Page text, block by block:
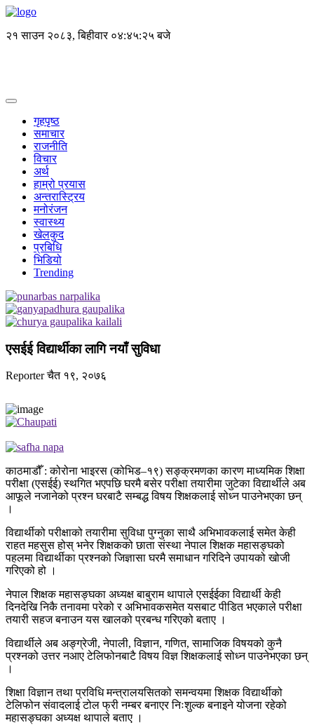
२१ साउन २०८३, बिहीवार ०४:४५:२६ बजे
गृहपृष्ठ
समाचार
राजनीति
विचार
अर्थ
हाम्रो प्रयास
अन्तरास्ट्रिय
मनोरंजन
स्वास्थ्य
खेलकुद
प्रबिधि
भिडियो
Trending
एसईई विद्यार्थीका लागि नयाँ सुविधा
Reporterचैत १९, २०७६
काठमाडौँ : कोरोना भाइरस (कोभिड–१९) सङ्क्रमणका कारण माध्यमिक शिक्षा
परीक्षा (एसईई) स्थगित भएपछि घरमै बसेर परीक्षा तयारीमा जुटेका विद्यार्थीले अब
आफूले नजानेको प्रश्न घरबाटै सम्बद्ध विषय शिक्षकलाई सोध्न पाउनेभएका छन्
।
विद्यार्थीको परीक्षाको तयारीमा सुविधा पुग्नुका साथै अभिभावकलाई समेत केही
राहत महसुस होस् भनेर शिक्षकको छाता संस्था नेपाल शिक्षक महासङ्घको
पहलमा विद्यार्थीका प्रश्नको जिज्ञासा घरमै समाधान गरिदिने उपायको खोजी
गरिएको हो ।
नेपाल शिक्षक महासङ्घका अध्यक्ष बाबुराम थापाले एसईईका विद्यार्थी केही
दिनदेखि निकै तनावमा परेको र अभिभावकसमेत यसबाट पीडित भएकाले परीक्षा
तयारी सहज बनाउन यस खालको प्रबन्ध गरिएको बताए ।
विद्यार्थीले अब अङ्ग्रेजी, नेपाली, विज्ञान, गणित, सामाजिक विषयको कुनै
प्रश्नको उत्तर नआए टेलिफोनबाटै विषय विज्ञ शिक्षकलाई सोध्न पाउनेभएका छन्
।
शिक्षा विज्ञान तथा प्रविधि मन्त्रालयसितको समन्वयमा शिक्षक विद्यार्थीको
टेलिफोन संवादलाई टोल फ्री नम्बर बनाएर निःशुल्क बनाइने योजना रहेको
महासङ्घका अध्यक्ष थापाले बताए ।